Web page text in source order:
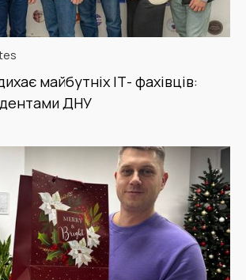
майбутніх ІТ- фахівців:
ДНУ​